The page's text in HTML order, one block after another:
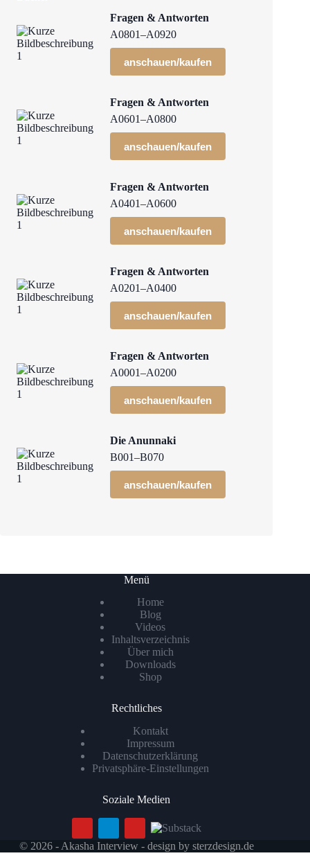
Fragen & Antworten
A0801–A0920
anschauen/kaufen
Fragen & Antworten
A0601–A0800
anschauen/kaufen
Fragen & Antworten
A0401–A0600
anschauen/kaufen
Fragen & Antworten
A0201–A0400
anschauen/kaufen
Fragen & Antworten
A0001–A0200
anschauen/kaufen
Die Anunnaki
B001–B070
anschauen/kaufen
Menü
Home
Blog
Videos
Inhaltsverzeichnis
Über mich
Downloads
Shop
Rechtliches
Kontakt
Impressum
Datenschutzerklärung
Privatsphäre-Einstellungen
Soziale Medien
© 2026 - Akasha Interview - design by sterzdesign.de